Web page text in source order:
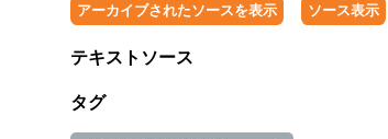
アーカイブされたソースを表示 ソース表示
テキストソース
タグ